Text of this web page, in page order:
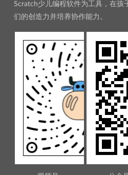
Scratch少儿编程软件为工具，在孩
们的创造力并培养协作能力。